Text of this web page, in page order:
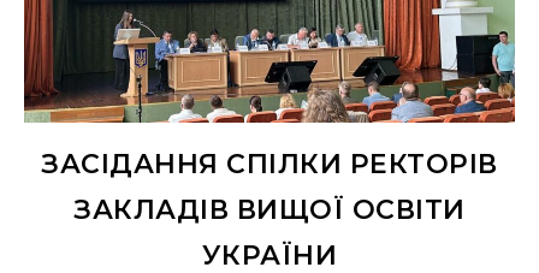
ЗАСІДАННЯ СПІЛКИ РЕКТОРІВ
ЗАКЛАДІВ ВИЩОЇ ОСВІТИ
УКРАЇНИ